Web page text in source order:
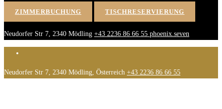
ZIMMERBUCHUNG TISCHRESERVIERUNG
Neudorfer Str 7, 2340 Mödling +43 2236 86 66 55 phoenix.seven
Neudorfer Str 7, 2340 Mödling, Österreich +43 2236 86 66 55